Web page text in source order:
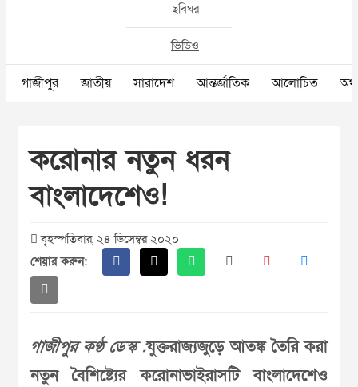
ছবিঘর
ভিডিও
গাজীপুর জাতীয় সারাদেশ আন্তর্জাতিক আলোচিত
করোনার নতুন ধরন
বাংলাদেশেও!
বৃহস্পতিবার, ২৪ ডিসেম্বর ২০২০
শেয়ার করুন:
গাজীপুর কণ্ঠ ডেস্ক :যুক্তরাজ্যজুড়ে আতঙ্ক তৈরি করা
নতুন বৈশিষ্ট্যের করোনাভাইরাসটি বাংলাদেশেও